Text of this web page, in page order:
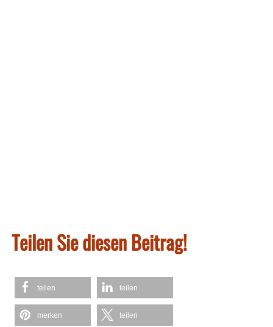
Teilen Sie diesen Beitrag!
teilen teilen
merken teilen